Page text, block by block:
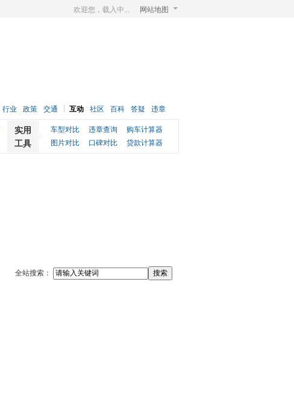
网站地图
欢迎您，载入中...
行业 政策 交通 互动 社区 百科 答疑 违章
实用
工具
车型对比 违章查询
购车计算器
图片对比
口碑对比 贷款计算器
全站搜索：